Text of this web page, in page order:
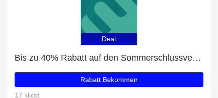
Deal
Bis zu 40% Rabatt auf den Sommerschlussverkauf
Rabatt Bekommen
17 klickt